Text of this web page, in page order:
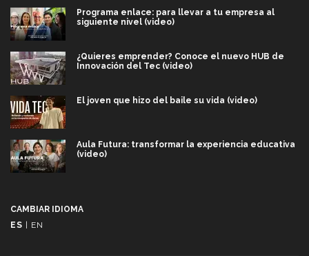
Programa enlace: para llevar a tu empresa al
siguiente nivel (video)
¿Quieres emprender? Conoce el nuevo HUB de
Innovación del Tec (video)
El joven que hizo del baile su vida (video)
Aula Futura: transformar la experiencia educativa
(video)
CAMBIAR IDIOMA
ES
EN